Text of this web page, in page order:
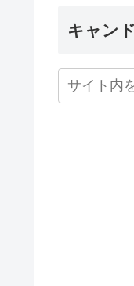
キャン